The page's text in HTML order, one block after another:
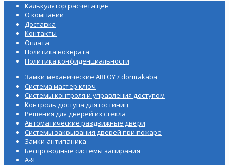
Калькулятор расчета цен
О компании
Доставка
Контакты
Оплата
Политика возврата
Политика конфиденциальности
Замки механические ABLOY / dormakaba
Система мастер ключ
Системы контроля и управления доступом
Контроль доступа для гостиниц
Решения для дверей из стекла
Автоматические раздвижные двери
Системы закрывания дверей при пожаре
Замки антипаника
Беспроводные системы запирания
А-Я